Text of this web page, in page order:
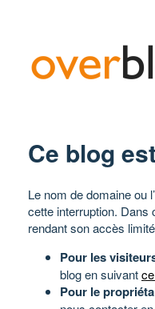
Ce blog
Le nom de domaine ou
cette interruption. Dans
rendant son accès
Pour les
blog en suivant
Pour le